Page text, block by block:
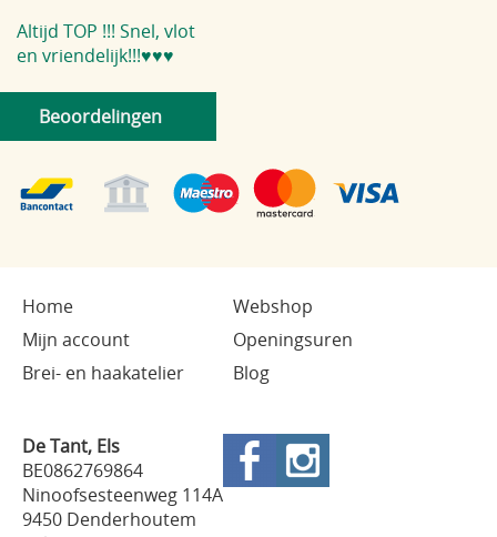
Altijd TOP !!! Snel, vlot
en vriendelijk!!!♥️♥️♥️
Beoordelingen
Home
Webshop
Mijn account
Openingsuren
Brei- en haakatelier
Blog
De Tant, Els
BE0862769864
Ninoofsesteenweg 114A
9450 Denderhoutem